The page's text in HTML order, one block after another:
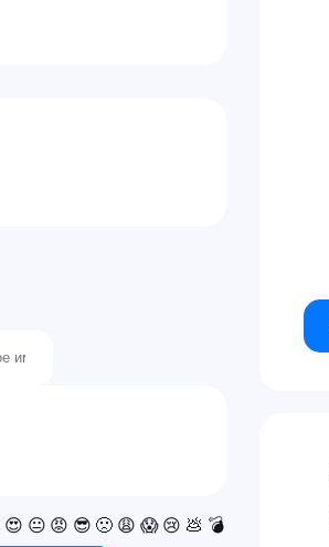
😍 😐 😡 😎 🙁 😩 😱 😢 💩 💣